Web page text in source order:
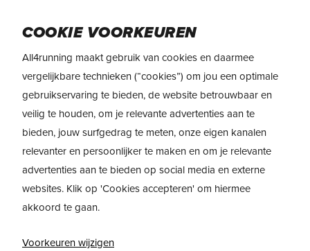
COOKIE VOORKEUREN
All4running maakt gebruik van cookies en daarmee
vergelijkbare technieken (“cookies”) om jou een optimale
gebruikservaring te bieden, de website betrouwbaar en
veilig te houden, om je relevante advertenties aan te
bieden, jouw surfgedrag te meten, onze eigen kanalen
relevanter en persoonlijker te maken en om je relevante
advertenties aan te bieden op social media en externe
websites. Klik op 'Cookies accepteren' om hiermee
akkoord te gaan.
Voorkeuren wijzigen